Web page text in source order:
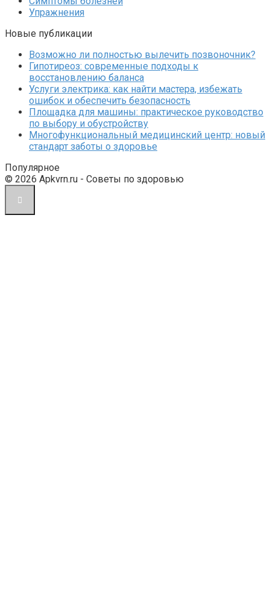
Упражнения
Новые публикации
Возможно ли полностью вылечить позвоночник?
Гипотиреоз: современные подходы к
восстановлению баланса
Услуги электрика: как найти мастера, избежать
ошибок и обеспечить безопасность
Площадка для машины: практическое руководство
по выбору и обустройству
Многофункциональный медицинский центр: новый
стандарт заботы о здоровье
Популярное
© 2026 Apkvrn.ru - Советы по здоровью